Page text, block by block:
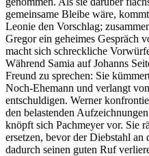
gemeinsame Bleibe wäre,
Leonie den Vorschlag;
Gregor ein geheimes Gespräch
macht sich schreckliche
Während Samia auf Johanns
Freund zu sprechen: Sie
Noch-Ehemann und verlangt
entschuldigen. Werner
den belastenden
knöpft sich Pachmeyer vor. Sie
ersetzen, bevor der Diebstahl
dadurch seinen guten Ruf